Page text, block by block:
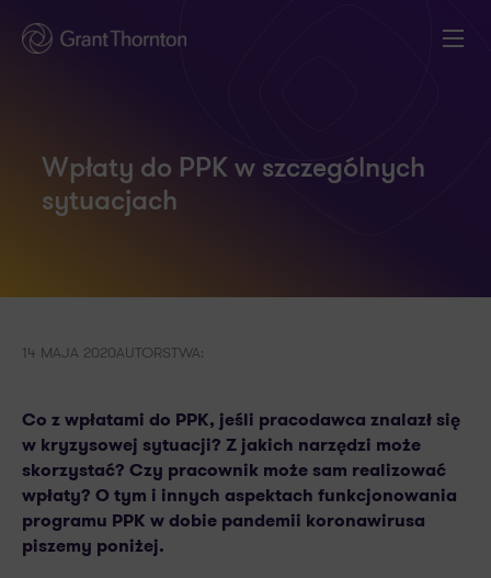
Wpłaty do PPK w szczególnych
sytuacjach
14 MAJA 2020AUTORSTWA:
Co z wpłatami do PPK, jeśli pracodawca znalazł się
w kryzysowej sytuacji? Z jakich narzędzi może
skorzystać? Czy pracownik może sam realizować
wpłaty? O tym i innych aspektach funkcjonowania
programu PPK w dobie pandemii koronawirusa
piszemy poniżej.